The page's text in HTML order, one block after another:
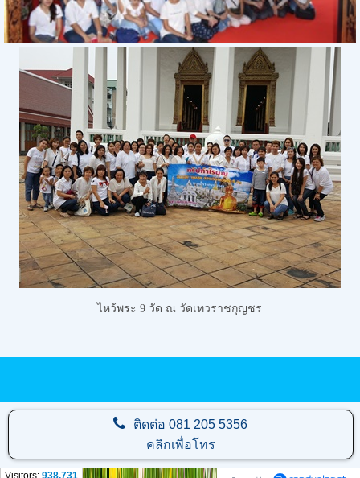
ไหว้พระ 9 วัด ณ วัดเทวราชกุญชร
ติดต่อ081 205 5356
คลิกเพื่อโทร
Visitors: 938,731